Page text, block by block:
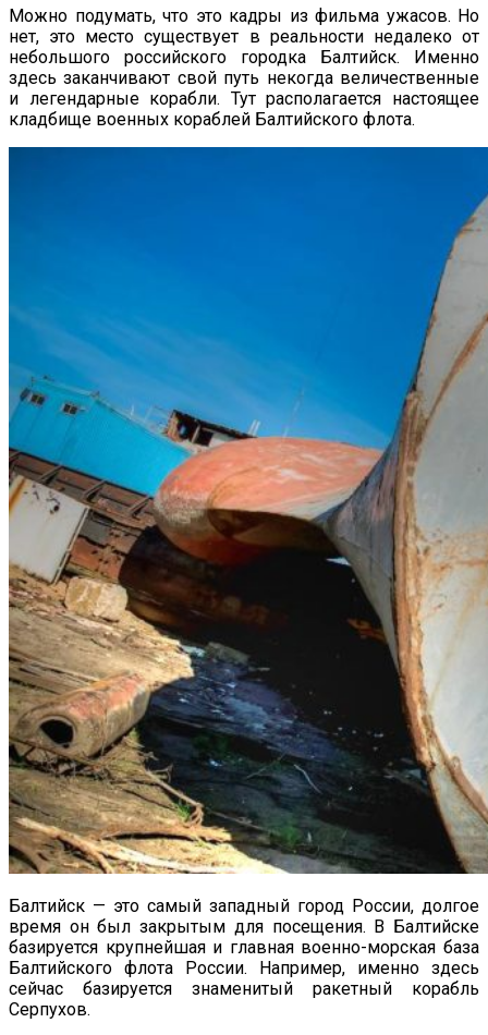
Можно подумать, что это кадры из фильма ужасов. Но
нет, это место существует в реальности недалеко от
небольшого российского городка Балтийск. Именно
здесь заканчивают свой путь некогда величественные
и легендарные корабли. Тут располагается настоящее
кладбище военных кораблей Балтийского флота.
Балтийск — это самый западный город России, долгое
время он был закрытым для посещения. В Балтийске
базируется крупнейшая и главная военно-морская база
Балтийского флота России. Например, именно здесь
сейчас базируется знаменитый ракетный корабль
Серпухов.